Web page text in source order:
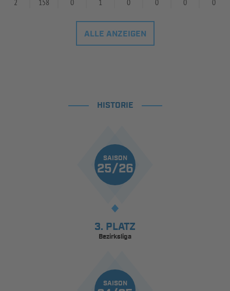
2 158 0 1 0 0 0 0
ALLE ANZEIGEN
HISTORIE
SAISON
25/26
3. PLATZ
Bezirksliga
SAISON